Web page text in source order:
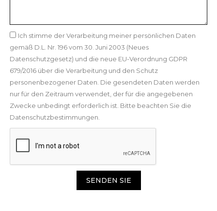
Ich stimme der Verarbeitung meiner persönlichen Daten
gemäß D.L. Nr. 196 vom 30. Juni 2003 (Neues
Datenschutzgesetz) und die neue EU-Verordnung GDPR
679/2016 über die Verarbeitung und den Schutz
personenbezogener Daten. Die gesendeten Daten werden
nur für den Zeitraum verwendet, der für die angegebenen
Zwecke unbedingt erforderlich ist. Bitte beachten Sie die
Datenschutzbestimmungen.
SENDEN SIE